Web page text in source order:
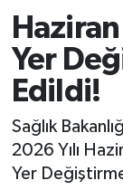
Yer
Edildi!
Sağlık
2026 Yılı
Yer
Atamalar
Mevzuat
Sendika
Kpss -
Tüm
Son
Haber